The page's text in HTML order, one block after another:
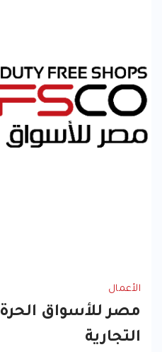
الأعمال
مصر للأسواق الحرة
التجارية